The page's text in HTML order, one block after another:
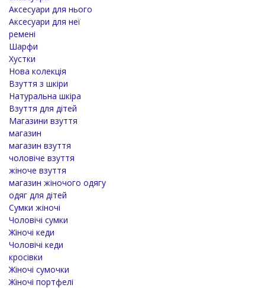
Аксесуари для нього
Аксесуари для неї
ремені
Шарфи
Хустки
Нова колекція
Взуття з шкіри
Натуральна шкіра
Взуття для дітей
Магазини взуття
магазин
магазин взуття
чоловіче взуття
жіноче взуття
магазин жіночого одягу
одяг для дітей
Cумки жіночі
Чоловічі сумки
Жіночі кеди
Чоловічі кеди
кросівки
Жіночі сумочки
Жіночі портфелі